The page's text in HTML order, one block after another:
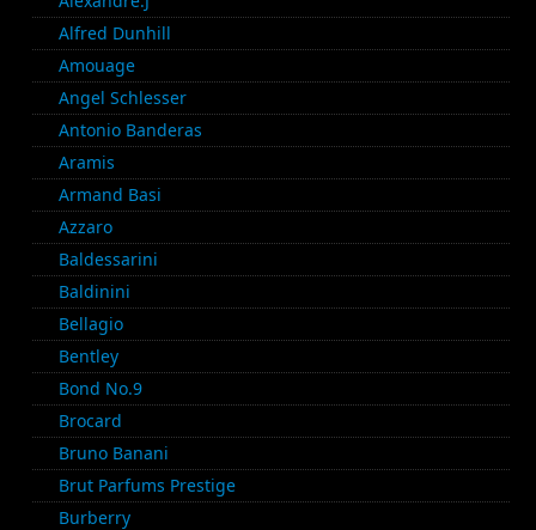
Alfred Dunhill
Amouage
Angel Schlesser
Antonio Banderas
Aramis
Armand Basi
Azzaro
Baldessarini
Baldinini
Bellagio
Bentley
Bond No.9
Brocard
Bruno Banani
Brut Parfums Prestige
Burberry